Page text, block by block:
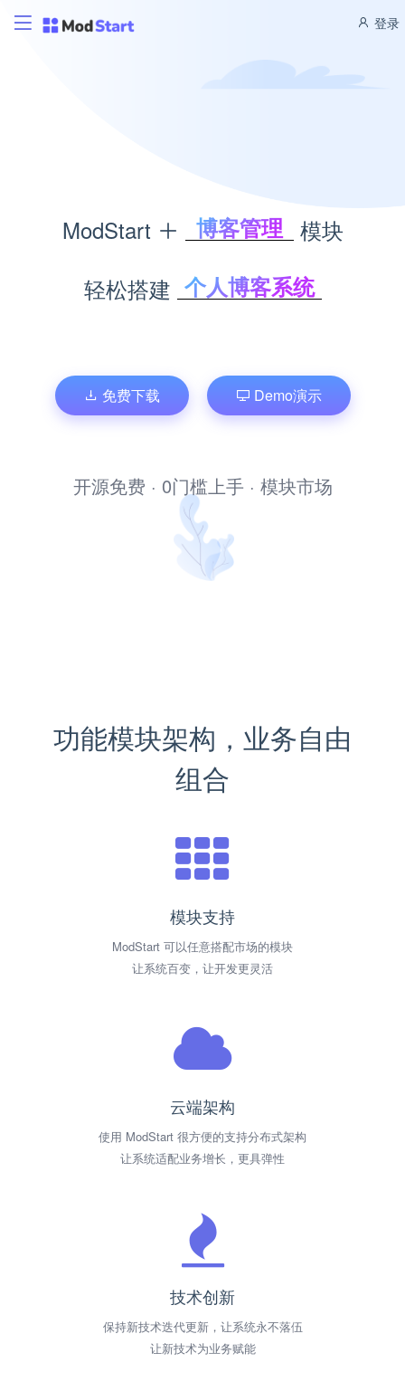
登录
ModStart
博客管理
文库管理
题库考试
模块
轻松搭建 个人博客系统
积分商城系统
内容管理系统
免费下载 Demo演示
开源免费 · 0门槛上手 · 模块市场
功能模块架构，业务自由
组合
模块支持
ModStart 可以任意搭配市场的模块
让系统百变，让开发更灵活
云端架构
使用 ModStart 很方便的支持分布式架构
让系统适配业务增长，更具弹性
技术创新
保持新技术迭代更新，让系统永不落伍
让新技术为业务赋能